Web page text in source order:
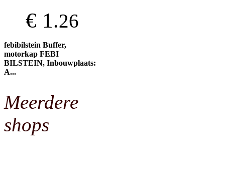
€ 1.26
febibilstein Buffer,
motorkap FEBI
BILSTEIN, Inbouwplaats:
A...
Meerdere
shops